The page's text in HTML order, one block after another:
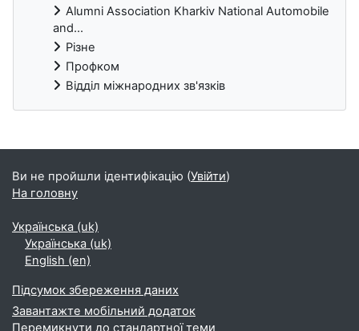
Alumni Association Kharkiv National Automobile
and...
Різне
Профком
Відділ міжнародних зв'язків
Блоки
Ви не пройшли ідентифікацію (Увійти)
На головну
Українська ‎(uk)‎
Українська ‎(uk)‎
English ‎(en)‎
Підсумок збереження даних
Завантажте мобільний додаток
Перемикнути до стандартної теми